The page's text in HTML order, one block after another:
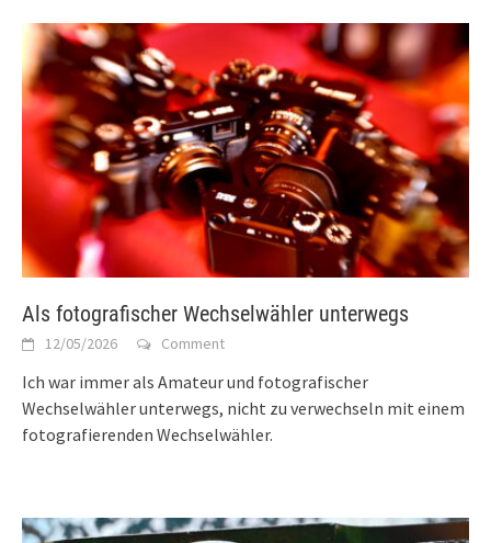
Als fotografischer Wechselwähler unterwegs
12/05/2026 Comment
Ich war immer als Amateur und fotografischer
Wechselwähler unterwegs, nicht zu verwechseln mit einem
fotografierenden Wechselwähler.